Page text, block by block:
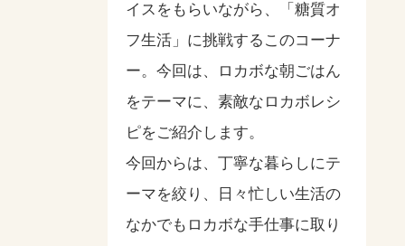
イスをもらいながら、「糖質オ
フ生活」に挑戦するこのコーナ
ー。今回は、ロカボな朝ごはん
をテーマに、素敵なロカボレシ
ピをご紹介します。
今回からは、丁寧な暮らしにテ
ーマを絞り、日々忙しい生活の
なかでもロカボな手仕事に取り